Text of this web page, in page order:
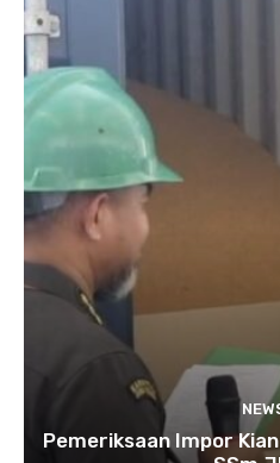
Pemeriksaan Impor